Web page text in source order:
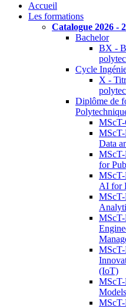
Accueil
Les formations
Catalogue 2026 -
Bachelor
BX -
Cycle
X -
Diplôme de
Data
for
AI for
(IoT)